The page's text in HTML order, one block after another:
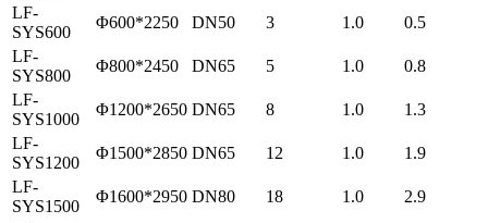
LF-
SYS600
Φ600*2250 DN50 3 1.0
0.5
LF-
SYS800
Φ800*2450 DN65 5 1.0
0.8
LF-
SYS1000
Φ1200*2650 DN65 8 1.0
1.3
LF-
SYS1200
Φ1500*2850 DN65 12 1.0
1.9
LF-
SYS1500
Φ1600*2950 DN80 18 1.0
2.9